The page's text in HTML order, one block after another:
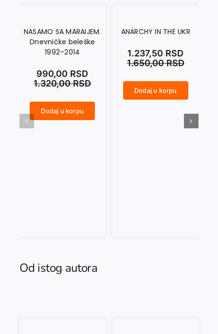
NASAMO SA MARAIJEM.
Dnevničke beleške
1992–2014
1.320,00RSD
990,00 RSD
Dodaj u korpu
ANARCHY IN THE UKR
1.650,00RSD
1.237,50 RSD
Dodaj u korpu
Od istog autora